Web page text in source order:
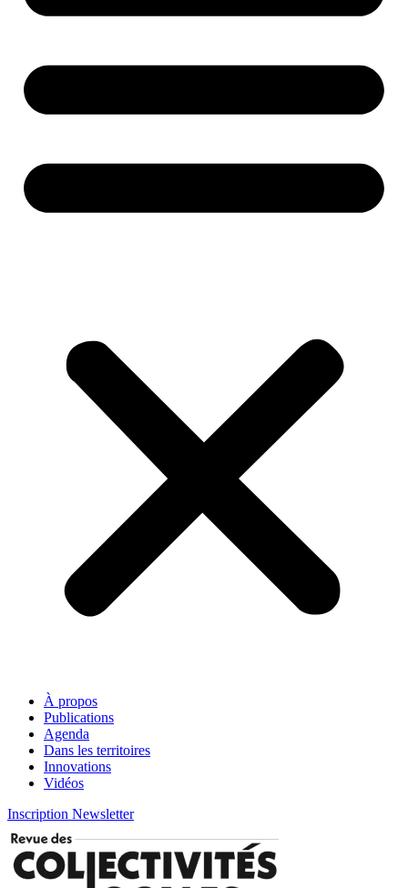
À propos
Publications
Agenda
Dans les territoires
Innovations
Vidéos
Inscription Newsletter